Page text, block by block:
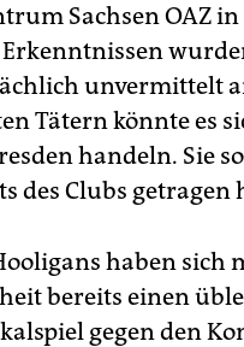
Sachsen OAZ
unvermittelt
Tätern könnte es
handeln. Sie
des Clubs getragen
haben
bereits einen
gegen den